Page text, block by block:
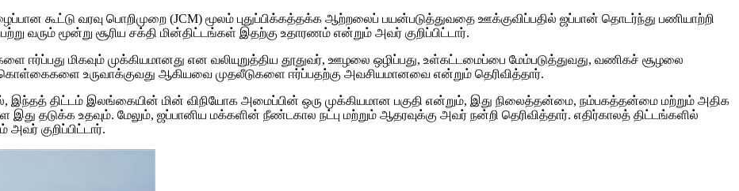
கூட்டு வரவு பொறிமுறை (JCM) மூலம் புதுப்பிக்கத்தக்க ஆற்றலைப் பயன்படுத்துவதை ஊக்குவிப்பதில் ஜப்பான் தொடர்ந்து பணியாற்றி
வரும் மூன்று சூரிய சக்தி மின்திட்டங்கள் இதற்கு உதாரணம் என்றும் அவர் குறிப்பிட்டார்.
ஈர்ப்பது மிகவும் முக்கியமானது என வலியுறுத்திய தூதுவர், ஊழலை ஒழிப்பது, உள்கட்டமைப்பை மேம்படுத்துவது, வணிகச் சூழலை
கொள்கைகளை உருவாக்குவது ஆகியவை முதலீடுகளை ஈர்ப்பதற்கு அவசியமானவை என்றும் தெரிவித்தார்.
இந்தத் திட்டம் இலங்கையின் மின் விநியோக அமைப்பின் ஒரு முக்கியமான பகுதி என்றும், இது நிலைத்தன்மை, நம்பகத்தன்மை மற்றும் அதிக
தடுக்க உதவும். மேலும், ஜப்பானிய மக்களின் நீண்டகால நட்பு மற்றும் ஆதரவுக்கு அவர் நன்றி தெரிவித்தார். எதிர்காலத் திட்டங்களில்
குறிப்பிட்டார்.